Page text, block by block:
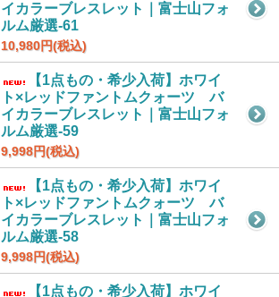
イカラーブレスレット｜富士山フォ
ルム厳選-61
10,980円(税込)
【1点もの・希少入荷】ホワイ
ト×レッドファントムクォーツ バ
イカラーブレスレット｜富士山フォ
ルム厳選-59
9,998円(税込)
【1点もの・希少入荷】ホワイ
ト×レッドファントムクォーツ バ
イカラーブレスレット｜富士山フォ
ルム厳選-58
9,998円(税込)
【1点もの・希少入荷】ホワイ